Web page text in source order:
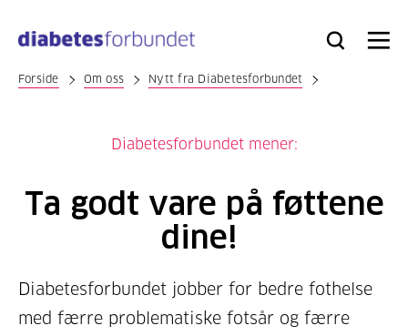
hovedinnhold
Bli
Logg
Søk Meny
Forside Om oss Nytt fra Diabetesforbundet
Diabetesforbundet mener:
Ta godt vare på føttene
dine!
Diabetesforbundet jobber for bedre fothelse
med færre problematiske fotsår og færre